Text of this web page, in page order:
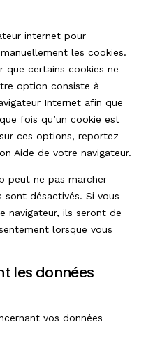
internet pour
les cookies.
que certains cookies ne
option consiste à
Internet afin que
fois qu’un cookie est
ces options, reportez-
Aide de votre navigateur.
peut ne pas marcher
désactivés. Si vous
navigateur, ils seront de
lorsque vous
les données
vos données